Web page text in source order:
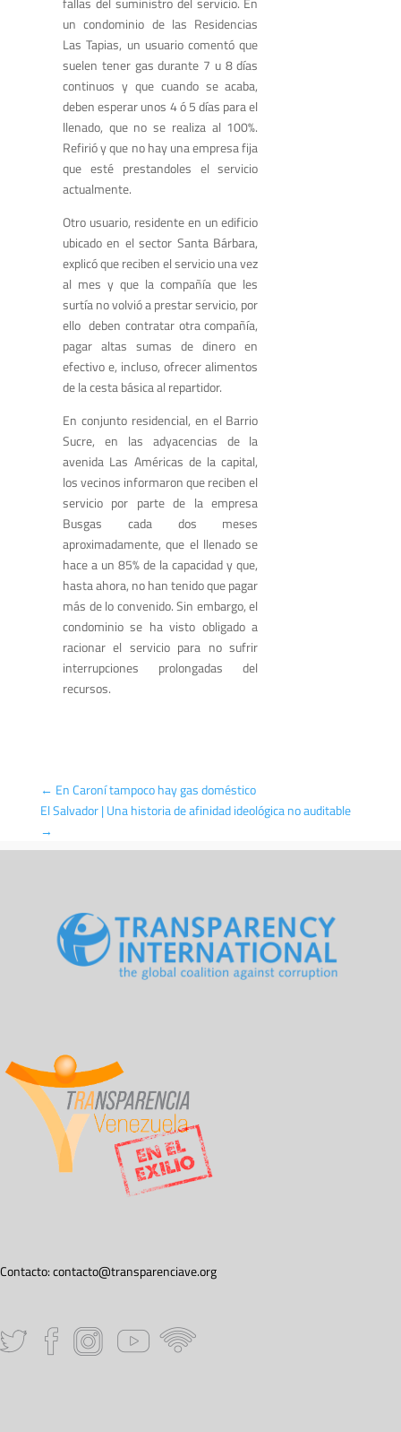
un condominio de las Residencias
Las Tapias, un usuario comentó que
suelen tener gas durante 7 u 8 días
continuos y que cuando se acaba,
deben esperar unos 4 ó 5 días para el
llenado, que no se realiza al 100%.
Refirió y que no hay una empresa fija
que esté prestandoles el servicio
actualmente.
Otro usuario, residente en un edificio
ubicado en el sector Santa Bárbara,
explicó que reciben el servicio una vez
al mes y que la compañía que les
surtía no volvió a prestar servicio, por
ello deben contratar otra compañía,
pagar altas sumas de dinero en
efectivo e, incluso, ofrecer alimentos
de la cesta básica al repartidor.
En conjunto residencial, en el Barrio
Sucre, en las adyacencias de la
avenida Las Américas de la capital,
los vecinos informaron que reciben el
servicio por parte de la empresa
Busgas cada dos meses
aproximadamente, que el llenado se
hace a un 85% de la capacidad y que,
hasta ahora, no han tenido que pagar
más de lo convenido. Sin embargo, el
condominio se ha visto obligado a
racionar el servicio para no sufrir
interrupciones prolongadas del
recursos.
← En Caroní tampoco hay gas doméstico
El Salvador | Una historia de afinidad ideológica no auditable
→
Contacto:contacto@transparenciave.org